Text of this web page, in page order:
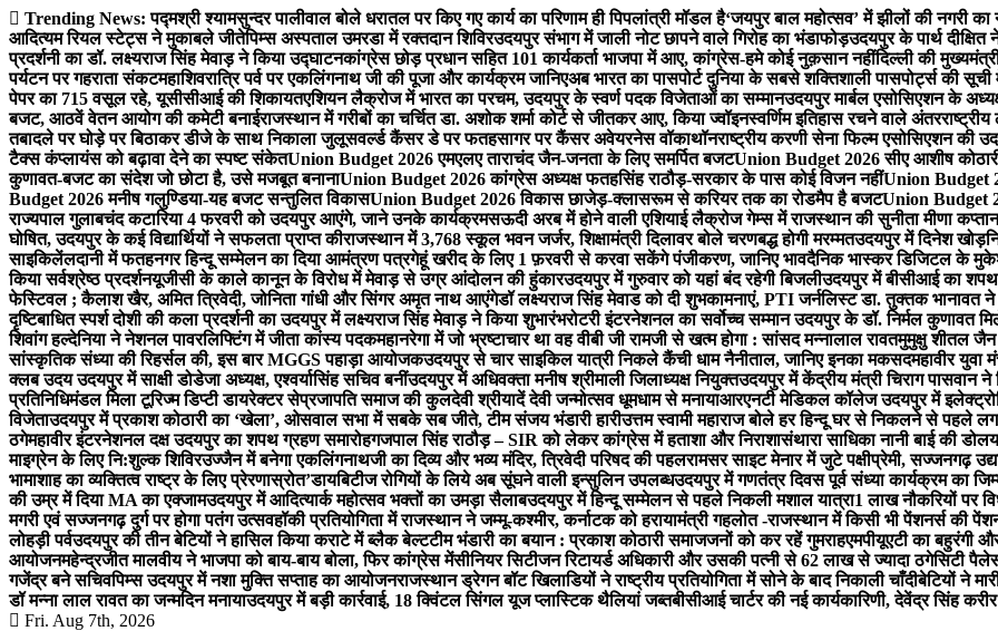
Skip
to
content
Trending News: पद्मश्री श्यामसुन्दर पालीवाल बोले धरातल पर किए गए कार्य का परिणाम ही पिपलांत्री मॉडल है‘जयपुर बाल महोत्सव’ में झीलों की नगरी
आदित्यम रियल स्टेट्स ने मुकाबले जीतेपिम्स अस्पताल उमरडा में रक्तदान शिविरउदयपुर संभाग में जाली नोट छापने वाले गिरोह का भंडाफोड़उदयपुर के पार्थ दीक्षित
प्रदर्शनी का डॉ. लक्ष्यराज सिंह मेवाड़ ने किया उद्घाटनकांग्रेस छोड़ प्रधान सहित 101 कार्यकर्ता भाजपा में आए, कांग्रेस-हमे कोई नुक़सान नहींदिल्ली की
पर्यटन पर गहराता संकटमहाशिवरात्रि पर्व पर एकलिंगनाथ जी की पूजा और कार्यक्रम जानिएअब भारत का पासपोर्ट दुनिया के सबसे शक्तिशाली पासपोर्ट्स की सूची
पेपर का 715 वसूल रहे, यूसीसीआई की शिकायतएशियन लैक्रोज में भारत का परचम, उदयपुर के स्वर्ण पदक विजेताओं का सम्मानउदयपुर मार्बल एसोसिएशन के
बजट, आठवें वेतन आयोग की कमेटी बनाईराजस्थान में गरीबों का चर्चित डा. अशोक शर्मा कोर्ट से जीतकर आए, किया ज्वॉइनस्वर्णिम इतिहास रचने वाले
तबादले पर घोड़े पर बिठाकर डीजे के साथ निकाला जुलूसवर्ल्ड कैंसर डे पर फतहसागर पर कैंसर अवेयरनेस वॉकाथॉनराष्ट्रीय करणी सेना फिल्म एसोसिएशन की
टैक्स कंप्लायंस को बढ़ावा देने का स्पष्ट संकेतUnion Budget 2026 एमएलए ताराचंद जैन-जनता के लिए समर्पित बजटUnion Budget 2026 सीए आशीष
कुणावत-बजट का संदेश जो छोटा है, उसे मजबूत बनानाUnion Budget 2026 कांग्रेस अध्यक्ष फतहसिंह राठौड़-सरकार के पास कोई विजन नहींUnion Budget
Budget 2026 मनीष गलुण्डिया-यह बजट सन्तुलित विकासUnion Budget 2026 विकास छाजेड़-क्लासरूम से करियर तक का रोडमैप है बजटUnion Budget
राज्यपाल गुलाबचंद कटारिया 4 फरवरी को उदयपुर आएंगे, जाने उनके कार्यक्रमसऊदी अरब में होने वाली एशियाई लैक्रोज गेम्स में राजस्थान की सुनीता मीणा कप्तान
घोषित, उदयपुर के कई विद्यार्थियों ने सफलता प्राप्त कीराजस्थान में 3,768 स्कूल भवन जर्जर, शिक्षामंत्री दिलावर बोले चरणबद्ध होगी मरम्मतउदयपुर में दिनेश
साइकिलेंलदानी में फतहनगर हिन्दू सम्मेलन का दिया आमंत्रण पत्रगेहूं खरीद के लिए 1 फ़रवरी से करवा सकेंगे पंजीकरण, जानिए भावदैनिक भास्कर डिजिटल के
किया सर्वश्रेष्ठ प्रदर्शनयूजीसी के काले कानून के विरोध में मेवाड़ से उग्र आंदोलन की हुंकारउदयपुर में गुरुवार को यहां ​बंद रहेगी बिजलीउदयपुर में बीसीआई का शपथ
फेस्टिवल ; कैलाश खैर, अमित त्रिवेदी, जोनिता गांधी और सिंगर अमृत नाथ आएंगेडॉ लक्ष्यराज सिंह मेवाड को दी शुभकामनाएं, PTI जर्नलिस्ट डा. तुक्तक भानावत ने
दृष्टिबाधित स्पर्श दोशी की कला प्रदर्शनी का उदयपुर में लक्ष्यराज सिंह मेवाड़ ने किया शुभारंभरोटरी इंटरनेशनल का सर्वोच्च सम्मान उदयपुर के डॉ. निर्मल कुणावत
शिवांग हल्देनिया ने नेशनल पावरलिफ्टिंग में जीता कांस्य पदकमहानरेगा में जो भ्रष्टाचार था वह वीबी जी रामजी से खत्म होगा : सांसद मन्नालाल रावतमुमुक्षु शीतल
सांस्कृतिक संध्या की रिहर्सल की, इस बार MGGS पहाड़ा आयोजकउदयपुर से चार साइकिल यात्री निकले कैंची धाम नैनीताल, जानिए इनका मकसदमहावीर युवा
क्लब उदय उदयपुर में साक्षी डोडेजा अध्यक्ष, एश्वर्यासिंह सचिव बनींउदयपुर में अधिवक्ता मनीष श्रीमाली जिलाध्यक्ष नियुक्तउदयपुर में केंद्रीय मंत्री चिराग पासवान
प्रतिनिधिमंडल मिला टूरिज्म डिप्टी डायरेक्टर सेप्रजापति समाज की कुलदेवी श्रीयादें देवी जन्मोत्सव धूमधाम से मनायाआरएनटी मेडिकल कॉलेज उदयपुर में
विजेताउदयपुर में प्रकाश कोठारी का ‘खेला’, ओसवाल सभा में सबके सब जीते, टीम संजय भंडारी हारीउत्तम स्वामी महाराज बोले हर हिन्दू घर से निकलने से पहले
ठगेमहावीर इंटरनेशनल दक्ष उदयपुर का शपथ ग्रहण समारोहगजपाल सिंह राठौड़ – SIR को लेकर कांग्रेस में हताशा और निराशासंथारा साधिका नानी बाई की
माइग्रेन के लिए नि:शुल्क शिविरउज्जैन में बनेगा एकलिंगनाथजी का दिव्य और भव्य मंदिर, त्रिवेदी परिषद की पहलरामसर साइट मेनार में जुटे पक्षीप्रेमी, सज्जनगढ़
भामाशाह का व्यक्तित्व राष्ट्र के लिए प्रेरणास्रोत’डायबिटीज रोगियों के लिये अब सूंघने वाली इन्सुलिन उपलब्धउदयपुर में गणतंत्र दिवस पूर्व संध्या कार्यक्रम का
की उम्र में दिया MA का एक्जामउदयपुर में आदित्यार्क महोत्सव भक्तों का उमड़ा सैलाबउदयपुर में हिन्दू सम्मेलन से पहले निकली मशाल यात्रा1 लाख नौकरियों पर
मगरी एवं सज्जनगढ़ दुर्ग पर होगा पतंग उत्सवहॉकी प्रतियोगिता में राजस्थान ने जम्मू-कश्मीर, कर्नाटक को हरायामंत्री गहलोत -राजस्थान में किसी भी पेंशनर्स की
लोहड़ी पर्वउदयपुर की तीन बेटियों ने हासिल किया कराटे में ब्लैक बेल्टटीम भंडारी का बयान : प्रकाश कोठारी समाजजनों को कर रहें गुमराहएमपीयूएटी का बहुरंगी
आयोजनमहेन्द्रजीत मालवीय ने भाजपा को बाय-बाय बोला, फिर कांग्रेस मेंसीनियर सिटीजन रिटायर्ड अधिकारी और उसकी पत्नी से 62 लाख से ज्यादा ठगेसिटी
गजेंद्र बने सचिवपिम्स उदयपुर में नशा मुक्ति सप्ताह का आयोजनराजस्थान ड्रेगन बॉट खिलाडियों ने राष्ट्रीय प्रतियोगिता में सोने के बाद निकाली चाँदीबेटियों ने
डॉ मन्ना लाल रावत का जन्मदिन मनायाउदयपुर में बड़ी कार्रवाई, 18 क्विंटल सिंगल यूज प्लास्टिक थैलियां जब्तबीसीआई चार्टर की नई कार्यकारिणी, देवेंद्र सिंह
Fri. Aug 7th, 2026